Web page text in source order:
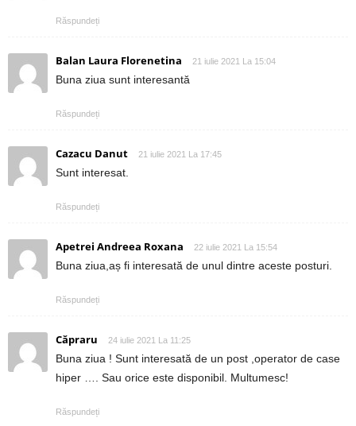
Răspundeți
Balan Laura Florenetina 21 iulie 2021 La 15:04
Buna ziua sunt interesantă
Răspundeți
Cazacu Danut 21 iulie 2021 La 17:45
Sunt interesat.
Răspundeți
Apetrei Andreea Roxana 22 iulie 2021 La 15:54
Buna ziua,aș fi interesată de unul dintre aceste posturi.
Răspundeți
Căpraru 24 iulie 2021 La 11:25
Buna ziua ! Sunt interesată de un post ,operator de case
hiper …. Sau orice este disponibil. Multumesc!
Răspundeți